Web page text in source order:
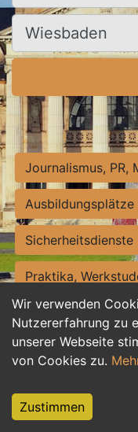
Wir verwenden
Nutzererfahrung zu
unserer Webseite
von Cookies zu.
Zustimmen
Ort, Stadt
Journalismus, PR,
Ausbildungsplätze
Sicherheitsdienste
Praktika,
Personalwesen
Hilfskräfte,
Weiterbildung,